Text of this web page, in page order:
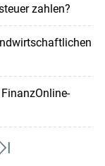
zahlen?
zum